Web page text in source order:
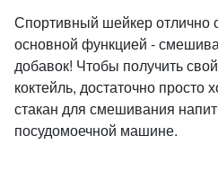
Спортивный шейкер отлично
основной функцией -
добавок! Чтобы получить
коктейль, достаточно просто
стакан для смешивания
посудомоечной машине.